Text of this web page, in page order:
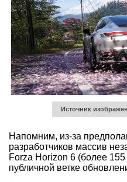
Источник
Напомним, из-за
разработчиков массив
Forza Horizon 6 (более
публичной ветке